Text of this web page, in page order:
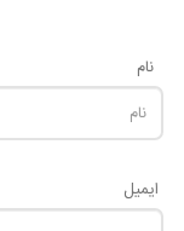
نام
ایمیل